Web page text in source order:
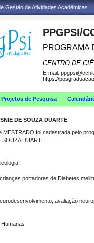
Gestão de Atividades Acadêmicas
PPGPSI/
PROGRAMA
CENTRO DE
E-mail:
https://
Projetos de Pesquisa
DE SOUZA DUARTE
MESTRADO foi cadastrada pelo
SOUZA DUARTE
portadoras de Diabetes
avaliação